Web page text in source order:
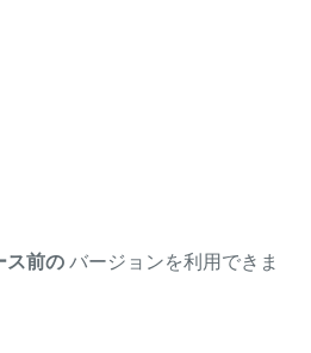
ス前の バージョンを利用できま